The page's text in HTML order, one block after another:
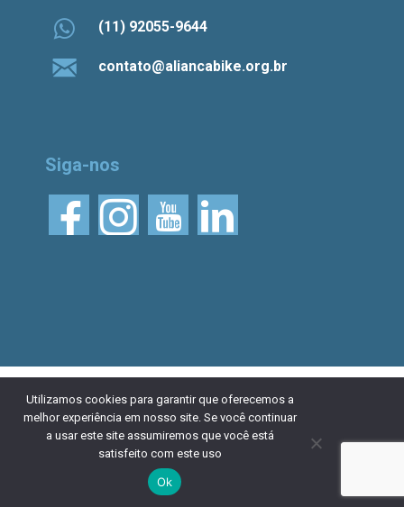
(11) 92055-9644
contato@aliancabike.org.br
Siga-nos
© 2026 Aliança Bike.
Esta obra está licenciada
com uma Licença Creative Commons Atribuição 4.0
Internacional. Desenvolvido porNaçãoDesign
Política de
Utilizamos cookies para garantir que oferecemos a
melhor experiência em nosso site. Se você continuar
a usar este site assumiremos que você está
satisfeito com este uso
Ok